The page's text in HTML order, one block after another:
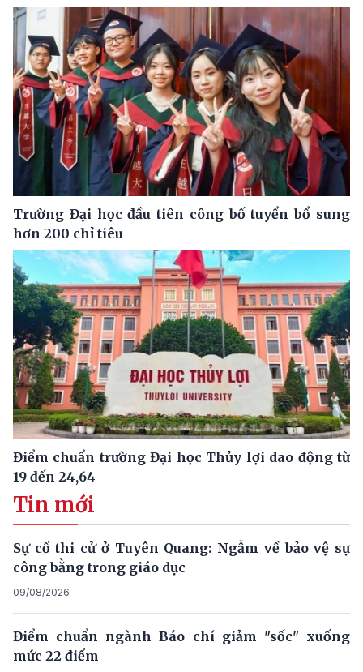
Trường Đại học đầu tiên công bố tuyển bổ sung
hơn 200 chỉ tiêu
Điểm chuẩn trường Đại học Thủy lợi dao động từ
19 đến 24,64
Tin mới
Sự cố thi cử ở Tuyên Quang: Ngẫm về bảo vệ sự
công bằng trong giáo dục
09/08/2026
Điểm chuẩn ngành Báo chí giảm "sốc" xuống
mức 22 điểm